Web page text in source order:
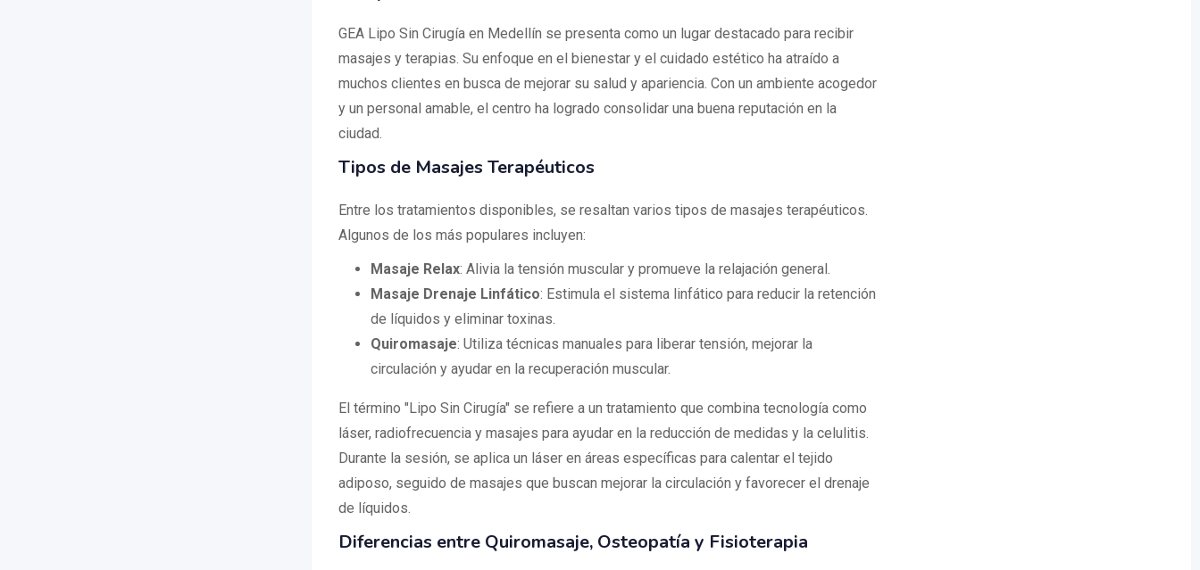
GEA Lipo Sin Cirugía en Medellín se presenta como un lugar destacado para recibir
masajes y terapias. Su enfoque en el bienestar y el cuidado estético ha atraído a
muchos clientes en busca de mejorar su salud y apariencia. Con un ambiente acogedor
y un personal amable, el centro ha logrado consolidar una buena reputación en la
ciudad.
Tipos de Masajes Terapéuticos
Entre los tratamientos disponibles, se resaltan varios tipos de masajes terapéuticos.
Algunos de los más populares incluyen:
Masaje Relax: Alivia la tensión muscular y promueve la relajación general.
Masaje Drenaje Linfático: Estimula el sistema linfático para reducir la retención
de líquidos y eliminar toxinas.
Quiromasaje: Utiliza técnicas manuales para liberar tensión, mejorar la
circulación y ayudar en la recuperación muscular.
El término "Lipo Sin Cirugía" se refiere a un tratamiento que combina tecnología como
láser, radiofrecuencia y masajes para ayudar en la reducción de medidas y la celulitis.
Durante la sesión, se aplica un láser en áreas específicas para calentar el tejido
adiposo, seguido de masajes que buscan mejorar la circulación y favorecer el drenaje
de líquidos.
Diferencias entre Quiromasaje, Osteopatía y Fisioterapia